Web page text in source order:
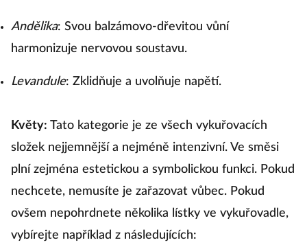
Andělika: Svou balzámovo-dřevitou vůní
harmonizuje nervovou soustavu.
Levandule: Zklidňuje a uvolňuje napětí.
Květy: Tato kategorie je ze všech vykuřovacích
složek nejjemnější a nejméně intenzivní. Ve směsi
plní zejména estetickou a symbolickou funkci. Pokud
nechcete, nemusíte je zařazovat vůbec. Pokud
ovšem nepohrdnete několika lístky ve vykuřovadle,
vybírejte například z následujících: